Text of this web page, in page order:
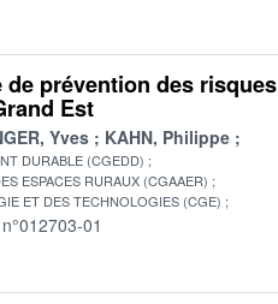
prévention des risques
Est
Yves KAHN, Philippe
DURABLE (CGEDD)
ESPACES RURAUX (CGAAER)
ET DES TECHNOLOGIES (CGE)
01